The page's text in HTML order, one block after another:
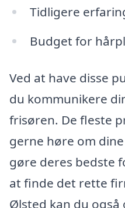
Tidligere
Budget for
Ved at have disse
du kommunikere
frisøren. De fleste
gerne høre om
gøre deres bedste
at finde det rette
Ølsted kan du